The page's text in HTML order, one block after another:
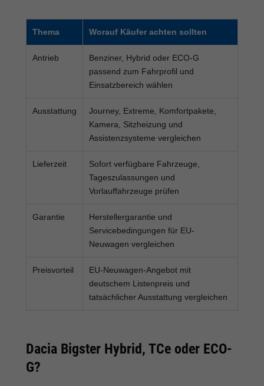
Thema Worauf Käufer achten sollten
Antrieb
Benziner, Hybrid oder ECO-G
passend zum Fahrprofil und
Einsatzbereich wählen
Ausstattung
Journey, Extreme, Komfortpakete,
Kamera, Sitzheizung und
Assistenzsysteme vergleichen
Lieferzeit
Sofort verfügbare Fahrzeuge,
Tageszulassungen und
Vorlauffahrzeuge prüfen
Garantie
Herstellergarantie und
Servicebedingungen für EU-
Neuwagen vergleichen
Preisvorteil
EU-Neuwagen-Angebot mit
deutschem Listenpreis und
tatsächlicher Ausstattung vergleichen
Dacia Bigster Hybrid, TCe oder ECO-
G?